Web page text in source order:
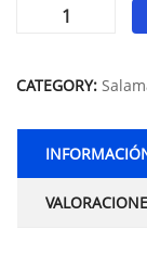
CATEGORY: